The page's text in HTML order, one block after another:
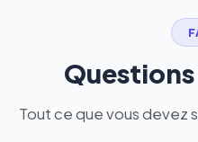
Tout ce que vous devez